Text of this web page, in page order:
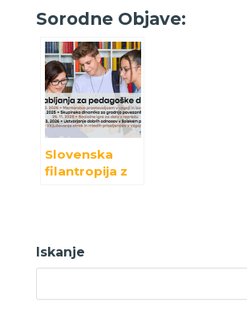
Sorodne Objave:
Slovenska
filantropija z
Iskanje